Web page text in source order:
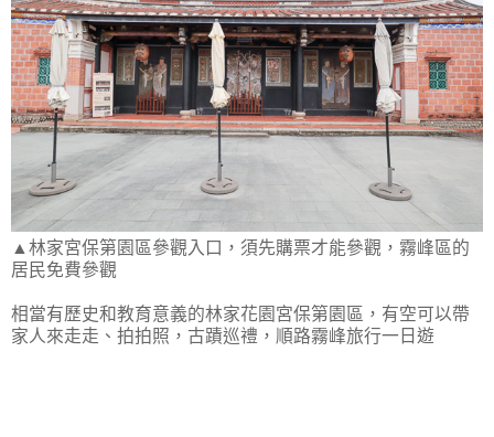
▲林家宮保第園區參觀入口，須先購票才能參觀，霧峰區的
居民免費參觀
相當有歷史和教育意義的林家花園宮保第園區，有空可以帶
家人來走走、拍拍照，古蹟巡禮，順路霧峰旅行一日遊